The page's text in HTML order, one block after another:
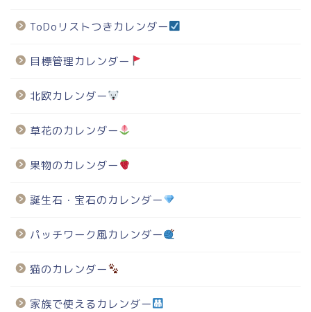
ToDoリストつきカレンダー
目標管理カレンダー
北欧カレンダー
草花のカレンダー
果物のカレンダー
誕生石・宝石のカレンダー
パッチワーク風カレンダー
猫のカレンダー
家族で使えるカレンダー